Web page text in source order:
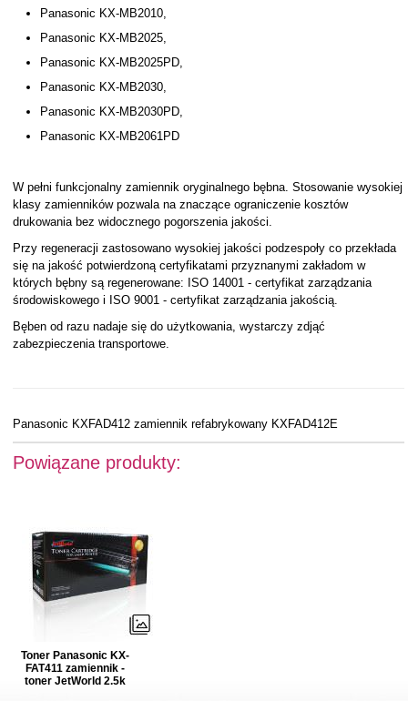
Panasonic KX-MB2010,
Panasonic KX-MB2025,
Panasonic KX-MB2025PD,
Panasonic KX-MB2030,
Panasonic KX-MB2030PD,
Panasonic KX-MB2061PD
W pełni funkcjonalny zamiennik oryginalnego bębna. Stosowanie wysokiej
klasy zamienników pozwala na znaczące ograniczenie kosztów
drukowania bez widocznego pogorszenia jakości.
Przy regeneracji zastosowano wysokiej jakości podzespoły co przekłada
się na jakość potwierdzoną certyfikatami przyznanymi zakładom w
których bębny są regenerowane: ISO 14001 - certyfikat zarządzania
środowiskowego i ISO 9001 - certyfikat zarządzania jakością.
Bęben od razu nadaje się do użytkowania, wystarczy zdjąć
zabezpieczenia transportowe.
Panasonic KXFAD412 zamiennik refabrykowany KXFAD412E
Powiązane produkty:
Toner Panasonic KX-
FAT411 zamiennik -
toner JetWorld 2.5k